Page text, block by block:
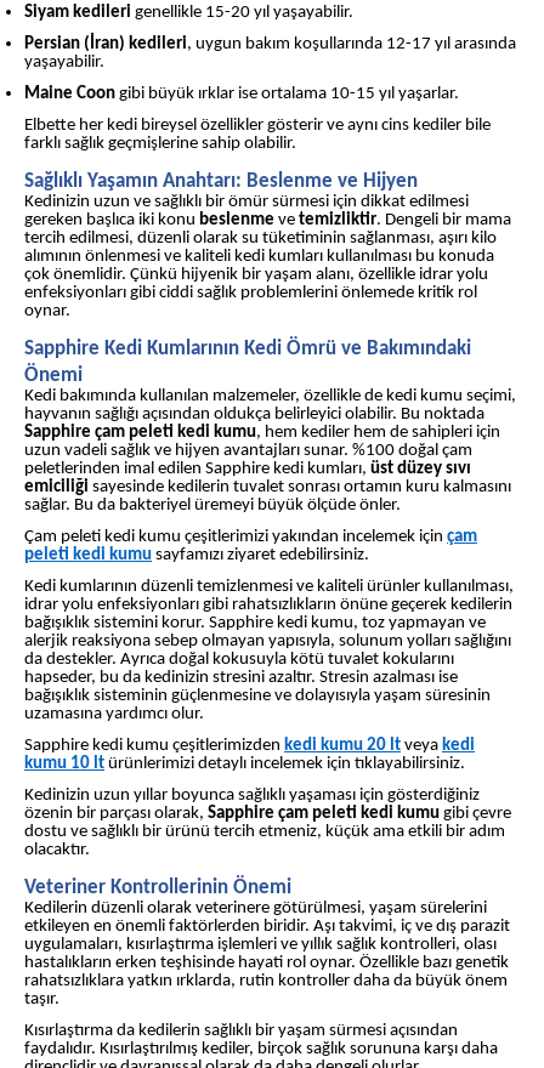
Siyam kedileri genellikle 15-20 yıl yaşayabilir.
Persian (İran) kedileri, uygun bakım koşullarında 12-17 yıl arasında
yaşayabilir.
Maine Coon gibi büyük ırklar ise ortalama 10-15 yıl yaşarlar.
Elbette her kedi bireysel özellikler gösterir ve aynı cins kediler bile
farklı sağlık geçmişlerine sahip olabilir.
Sağlıklı Yaşamın Anahtarı: Beslenme ve Hijyen
Kedinizin uzun ve sağlıklı bir ömür sürmesi için dikkat edilmesi
gereken başlıca iki konu beslenme ve temizliktir. Dengeli bir mama
tercih edilmesi, düzenli olarak su tüketiminin sağlanması, aşırı kilo
alımının önlenmesi ve kaliteli kedi kumları kullanılması bu konuda
çok önemlidir. Çünkü hijyenik bir yaşam alanı, özellikle idrar yolu
enfeksiyonları gibi ciddi sağlık problemlerini önlemede kritik rol
oynar.
Sapphire Kedi Kumlarının Kedi Ömrü ve Bakımındaki
Önemi
Kedi bakımında kullanılan malzemeler, özellikle de kedi kumu seçimi,
hayvanın sağlığı açısından oldukça belirleyici olabilir. Bu noktada
Sapphire çam peleti kedi kumu, hem kediler hem de sahipleri için
uzun vadeli sağlık ve hijyen avantajları sunar. %100 doğal çam
peletlerinden imal edilen Sapphire kedi kumları, üst düzey sıvı
emiciliği sayesinde kedilerin tuvalet sonrası ortamın kuru kalmasını
sağlar. Bu da bakteriyel üremeyi büyük ölçüde önler.
Çam peleti kedi kumu çeşitlerimizi yakından incelemek için çam
peleti kedi kumu sayfamızı ziyaret edebilirsiniz.
Kedi kumlarının düzenli temizlenmesi ve kaliteli ürünler kullanılması,
idrar yolu enfeksiyonları gibi rahatsızlıkların önüne geçerek kedilerin
bağışıklık sistemini korur. Sapphire kedi kumu, toz yapmayan ve
alerjik reaksiyona sebep olmayan yapısıyla, solunum yolları sağlığını
da destekler. Ayrıca doğal kokusuyla kötü tuvalet kokularını
hapseder, bu da kedinizin stresini azaltır. Stresin azalması ise
bağışıklık sisteminin güçlenmesine ve dolayısıyla yaşam süresinin
uzamasına yardımcı olur.
Sapphire kedi kumu çeşitlerimizden kedi kumu 20 lt veya kedi
kumu 10 lt ürünlerimizi detaylı incelemek için tıklayabilirsiniz.
Kedinizin uzun yıllar boyunca sağlıklı yaşaması için gösterdiğiniz
özenin bir parçası olarak, Sapphire çam peleti kedi kumu gibi çevre
dostu ve sağlıklı bir ürünü tercih etmeniz, küçük ama etkili bir adım
olacaktır.
Veteriner Kontrollerinin Önemi
Kedilerin düzenli olarak veterinere götürülmesi, yaşam sürelerini
etkileyen en önemli faktörlerden biridir. Aşı takvimi, iç ve dış parazit
uygulamaları, kısırlaştırma işlemleri ve yıllık sağlık kontrolleri, olası
hastalıkların erken teşhisinde hayati rol oynar. Özellikle bazı genetik
rahatsızlıklara yatkın ırklarda, rutin kontroller daha da büyük önem
taşır.
Kısırlaştırma da kedilerin sağlıklı bir yaşam sürmesi açısından
faydalıdır. Kısırlaştırılmış kediler, birçok sağlık sorununa karşı daha